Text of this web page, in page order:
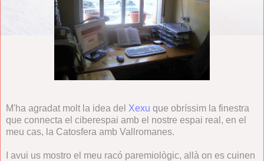
M'ha agradat molt la idea del Xexu que obríssim la finestra
que connecta el ciberespai amb el nostre espai real, en el
meu cas, la Catosfera amb Vallromanes.
I avui us mostro el meu racó paremiològic, allà on es cuinen